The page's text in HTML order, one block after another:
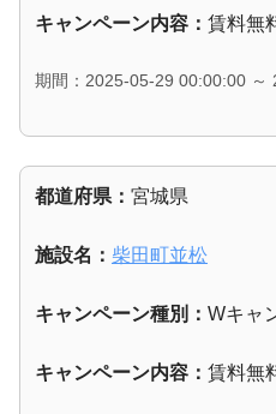
キャンペーン内容： 賃料無
期間：2025-05-29 00:00:00 ～
都道府県： 宮城県
施設名： 柴田町並松
キャンペーン種別： Wキャ
キャンペーン内容： 賃料無